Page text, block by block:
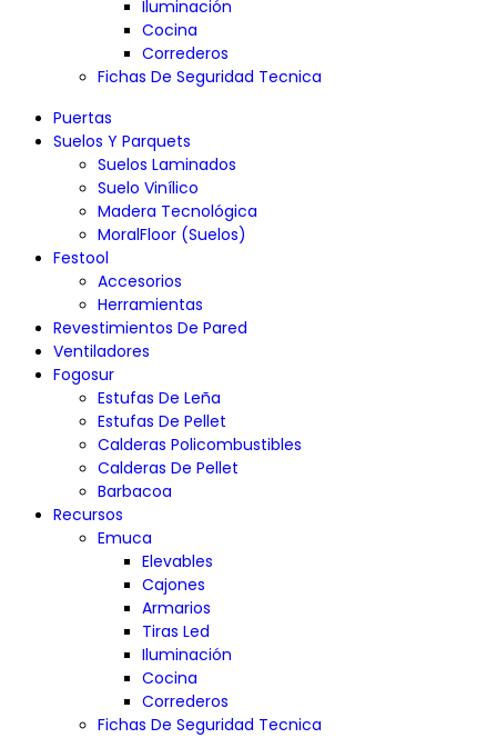
Iluminación
Cocina
Correderos
Fichas De Seguridad Tecnica
Puertas
Suelos Y Parquets
Suelos Laminados
Suelo Vinílico
Madera Tecnológica
MoralFloor (Suelos)
Festool
Accesorios
Herramientas
Revestimientos De Pared
Ventiladores
Fogosur
Estufas De Leña
Estufas De Pellet
Calderas Policombustibles
Calderas De Pellet
Barbacoa
Recursos
Emuca
Elevables
Cajones
Armarios
Tiras Led
Iluminación
Cocina
Correderos
Fichas De Seguridad Tecnica